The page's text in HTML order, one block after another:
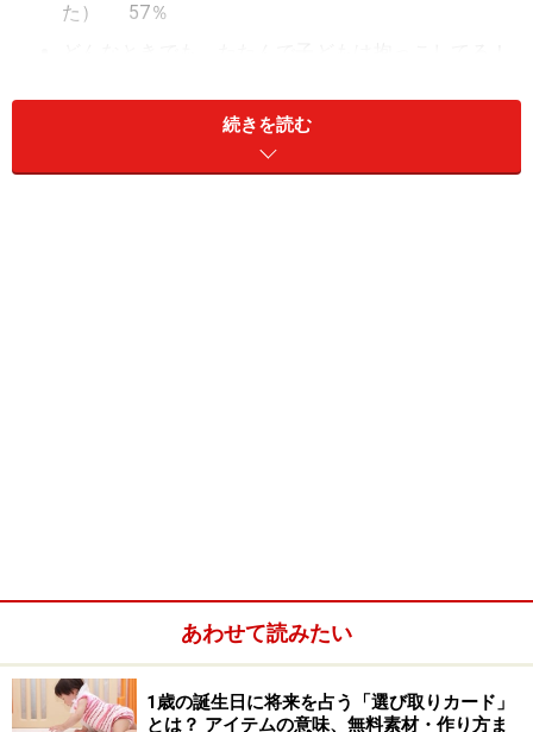
た） 57％
電車・バスは利用しない！（使用しなかった）
まりになっているのでしょうか。そんな疑問から、電
車・バス会社の方にお話を聞いてみました。また、ベビ
ーカーの安全性の点ではどうかといったお話も、聞くこ
とができました。
続きを読む
あわせて読みたい
1歳の誕生日に将来を占う「選び取りカード」
とは？ アイテムの意味、無料素材・作り方ま